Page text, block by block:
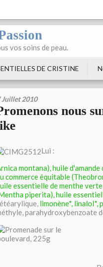
vos soins de peau.
DE CRISTINE
Juillet 2010
nous
Lui :
montana), huile
commerce équitable
essentielle de menthe
piperita), huile
limonène*, linalol*,
parahydroxybenzoate